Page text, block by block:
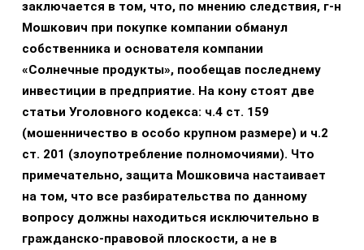
заключается в том, что, по мнению следствия, г-н
Мошкович при покупке компании обманул
собственника и основателя компании
«Солнечные продукты», пообещав последнему
инвестиции в предприятие. На кону стоят две
статьи Уголовного кодекса: ч.4 ст. 159
(мошенничество в особо крупном размере) и ч.2
ст. 201 (злоупотребление полномочиями). Что
примечательно, защита Мошковича настаивает
на том, что все разбирательства по данному
вопросу должны находиться исключительно в
гражданско-правовой плоскости, а не в